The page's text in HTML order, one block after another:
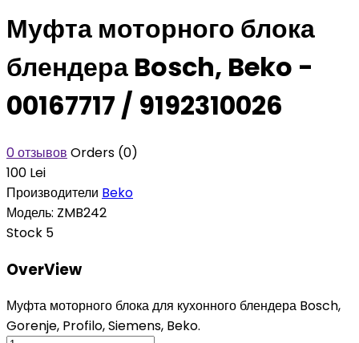
Муфта моторного блока
блендера Bosch, Beko -
00167717 / 9192310026
0 отзывов Orders (0)
100 Lei
Производители Beko
Модель: ZMB242
Stock 5
OverView
Муфта моторного блока для кухонного блендера Bosch,
Gorenje, Profilo, Siemens, Beko.